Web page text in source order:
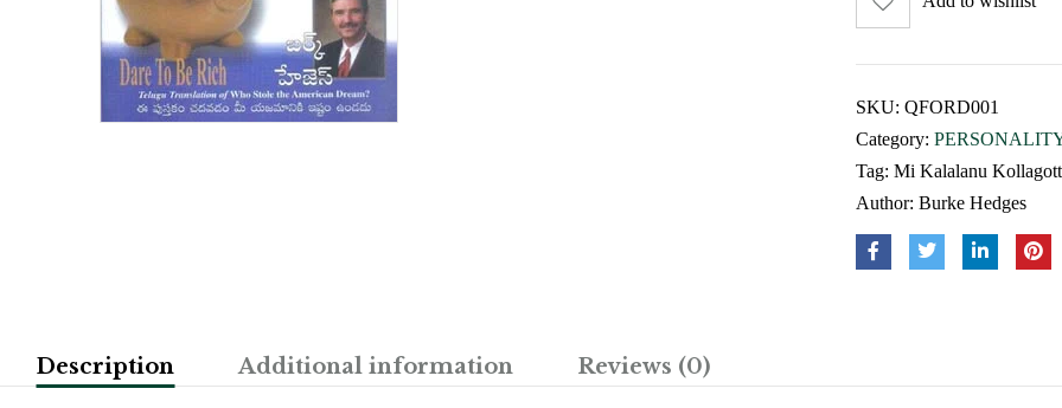
SKU: QFORD001
Category:
Tag: Mi Kalalanu
Author: Burke Hedges
Description Additional information Reviews (0)